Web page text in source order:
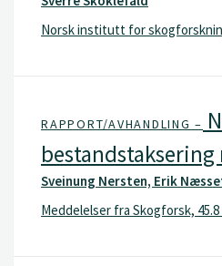
Norsk institutt for
RAPPORT/AVHANDLING –
bestandstaksering
Sveinung Nersten, Erik
Meddelelser fra Skogforsk, 45.8